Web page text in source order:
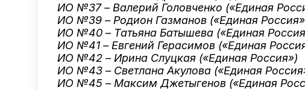
ИО №37 – Валерий Головченко («Единая
ИО №39 – Родион Газманов («Единая
ИО №40 – Татьяна Батышева («Единая
ИО №41 – Евгений Герасимов («Единая
ИО №42 – Ирина Слуцкая («Единая Россия»)
ИО №43 – Светлана Акулова («Единая
ИО №45 – Максим Джетыгенов («Единая